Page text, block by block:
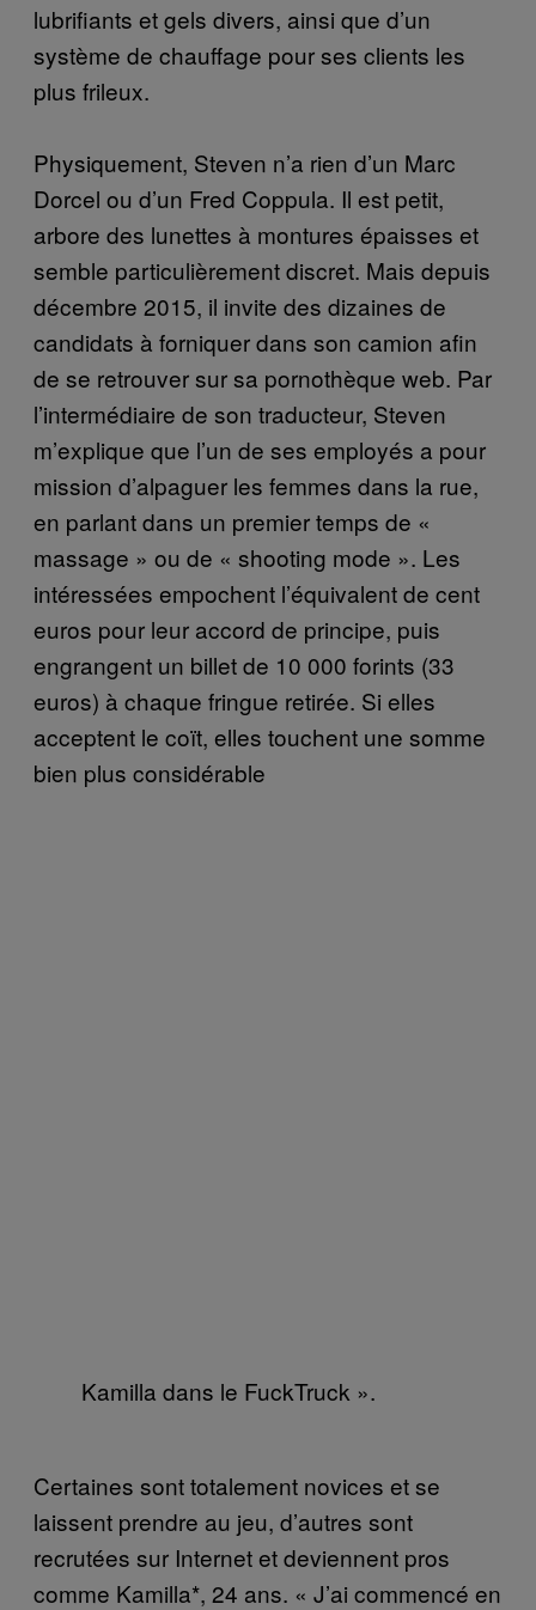
lubrifiants et gels divers, ainsi que d’un
système de chauffage pour ses clients les
plus frileux.
Physiquement, Steven n’a rien d’un Marc
Dorcel ou d’un Fred Coppula. Il est petit,
arbore des lunettes à montures épaisses et
semble particulièrement discret. Mais depuis
décembre 2015, il invite des dizaines de
candidats à forniquer dans son camion afin
de se retrouver sur sa pornothèque web. Par
l’intermédiaire de son traducteur, Steven
m’explique que l’un de ses employés a pour
mission d’alpaguer les femmes dans la rue,
en parlant dans un premier temps de «
massage » ou de « shooting mode ». Les
intéressées empochent l’équivalent de cent
euros pour leur accord de principe, puis
engrangent un billet de 10 000 forints (33
euros) à chaque fringue retirée. Si elles
acceptent le coït, elles touchent une somme
bien plus considérable
Kamilla dans le FuckTruck ».
Certaines sont totalement novices et se
laissent prendre au jeu, d’autres sont
recrutées sur Internet et deviennent pros
comme Kamilla*, 24 ans. « J’ai commencé en